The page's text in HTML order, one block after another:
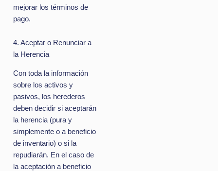
mejorar los términos de
pago.
4. Aceptar o Renunciar a
la Herencia
Con toda la información
sobre los activos y
pasivos, los herederos
deben decidir si aceptarán
la herencia (pura y
simplemente o a beneficio
de inventario) o si la
repudiarán. En el caso de
la aceptación a beneficio